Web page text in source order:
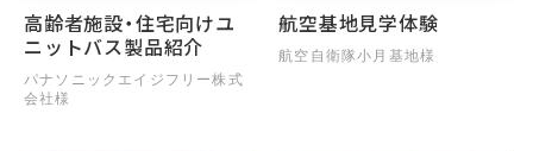
高齢者施設・住宅向けユ
ニットバス製品紹介
パナソニックエイジフリー株式
会社様
航空基地見学体験
航空自衛隊小月基地様